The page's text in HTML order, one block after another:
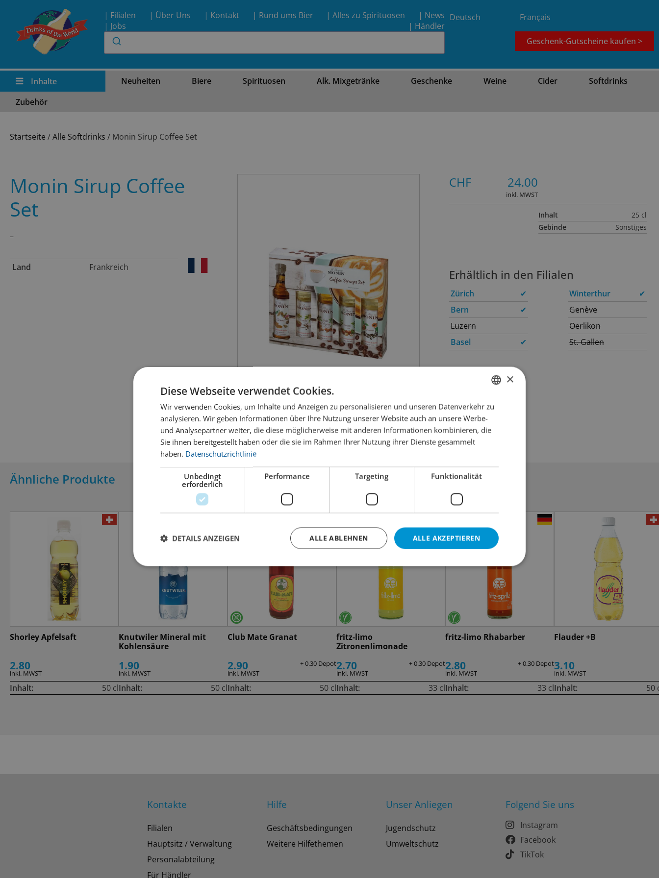
| Filialen | Über Uns | Kontakt | Rund ums Bier | Alles zu Spirituosen
| News
| Jobs
| Händler
Deutsch Français
Geschenk-Gutscheine kaufen >
Inhalte Neuheiten Biere Spirituosen Alk. Mixgetränke Geschenke Weine Cider
Softdrinks
Zubehör
Startseite /Alle Softdrinks / Monin Sirup Coffee Set
Monin Sirup Coffee
Set
–
Land Frankreich
CHF 24.00
inkl. MWST
Inhalt
25 cl
Gebinde
Sonstiges
Erhältlich in den Filialen
Zürich
✔
Bern
✔
Luzern
Basel
✔
Winterthur
✔
Genève
Oerlikon
St. Gallen
Ähnliche Produkte
Shorley Apfelsaft
2.80
inkl. MWST
Inhalt: 50 cl
Knutwiler Mineral mit
Kohlensäure
1.90
inkl. MWST
Inhalt: 50 cl
Club Mate Granat
2.90
+ 0.30 Depot
inkl. MWST
Inhalt: 50 cl
fritz-limo
Zitronenlimonade
2.70
+ 0.30 Depot
inkl. MWST
Inhalt: 33 cl
fritz-limo Rhabarber
2.80
+ 0.30 Depot
inkl. MWST
Inhalt: 33 cl
Flauder +B
3.10
inkl. MWST
Inhalt: 50
Kontakte
Filialen
Hauptsitz / Verwaltung
Personalabteilung
Für Händler
Hilfe
Geschäftsbedingungen
Weitere Hilfethemen
Unser Anliegen
Jugendschutz
Umweltschutz
Folgend Sie uns
Instagram
Facebook
TikTok
GERMAN
FRENCH
×
Diese Webseite verwendet Cookies.
Wir verwenden Cookies, um Inhalte und Anzeigen zu personalisieren und unseren Datenverkehr zu
analysieren. Wir geben Informationen über Ihre Nutzung unserer Website auch an unsere Werbe-
und Analysepartner weiter, die diese möglicherweise mit anderen Informationen kombinieren, die
Sie ihnen bereitgestellt haben oder die sie im Rahmen Ihrer Nutzung ihrer Dienste gesammelt
haben. Datenschutzrichtlinie
Unbedingt
erforderlich
Performance Targeting Funktionalität
ALLE AKZEPTIEREN
ALLE ABLEHNEN
DETAILS ANZEIGEN